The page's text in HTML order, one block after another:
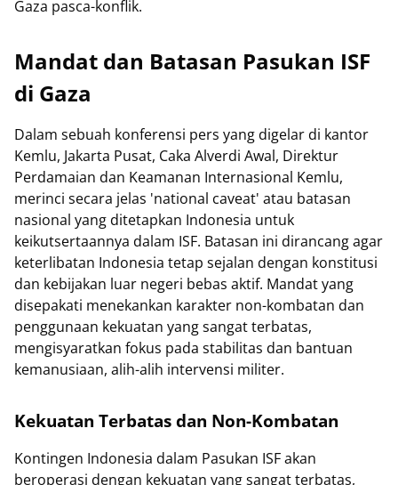
Gaza pasca-konflik.
Mandat dan Batasan Pasukan ISF
di Gaza
Dalam sebuah konferensi pers yang digelar di kantor
Kemlu, Jakarta Pusat, Caka Alverdi Awal, Direktur
Perdamaian dan Keamanan Internasional Kemlu,
merinci secara jelas 'national caveat' atau batasan
nasional yang ditetapkan Indonesia untuk
keikutsertaannya dalam ISF. Batasan ini dirancang agar
keterlibatan Indonesia tetap sejalan dengan konstitusi
dan kebijakan luar negeri bebas aktif. Mandat yang
disepakati menekankan karakter non-kombatan dan
penggunaan kekuatan yang sangat terbatas,
mengisyaratkan fokus pada stabilitas dan bantuan
kemanusiaan, alih-alih intervensi militer.
Kekuatan Terbatas dan Non-Kombatan
Kontingen Indonesia dalam Pasukan ISF akan
beroperasi dengan kekuatan yang sangat terbatas,